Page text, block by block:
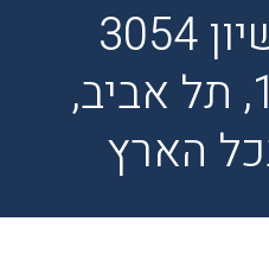
בן יהודה 16, תל אביב,
הארץ